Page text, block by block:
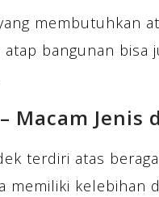
membutuhkan
bangunan bisa
Macam
terdiri atas
memiliki kelebihan